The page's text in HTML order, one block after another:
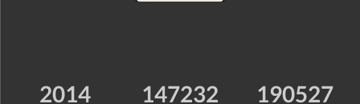
2014 147232 190527